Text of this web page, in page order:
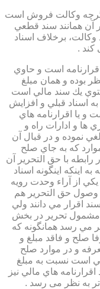
گرچه وكالت فروش است
آن همانند سند قطعي
برخلاف اسناد
کند .
اقرارنامه است و حاوي
بوده و همان مبلغ
محتوي يك سند مالي است
اسناد قبلي و افزايش
و يا اقرارنامه هاي
و ادارات راه و
نموده و در قبال آن
كه به جاي صلح
با حق التحرير آن
اينكه اينگونه اسناد
از آراء وحدت رويه
حق التحرير هم
اقرار مي دانند ولي
مشمول تحرير در بخش
مي رسد همانگونه كه
صلح و فاقد مبلغ و
و در موارد صلح
است نسبت به مبلغ
هاي مالي نيز
به نظر می رسد .